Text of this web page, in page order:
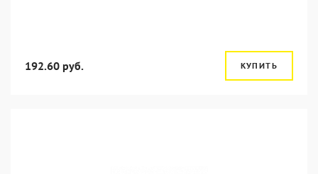
192.60 руб. КУПИТЬ